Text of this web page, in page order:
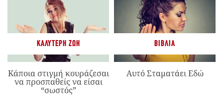
ΚΑΛΎΤΕΡΗ ΖΩΉ
Κάποια στιγμή κουράζεσαι
να προσπαθείς να είσαι
“σωστός”
ΒΙΒΛΊΑ
Αυτό Σταματάει Εδώ